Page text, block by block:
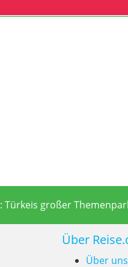
Türkeis großer
Über
Über uns